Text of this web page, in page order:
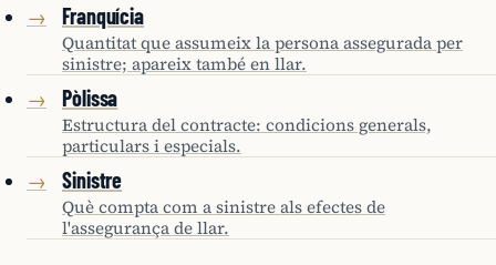
→ Franquícia
Quantitat que assumeix la persona assegurada per
sinistre; apareix també en llar.
→ Pòlissa
Estructura del contracte: condicions generals,
particulars i especials.
→ Sinistre
Què compta com a sinistre als efectes de
l'assegurança de llar.